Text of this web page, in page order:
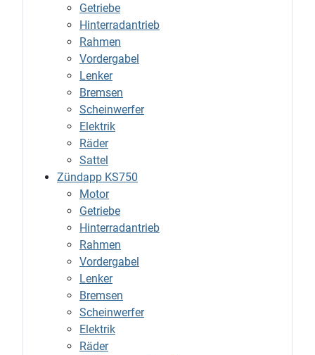
Getriebe
Hinterradantrieb
Rahmen
Vordergabel
Lenker
Bremsen
Scheinwerfer
Elektrik
Räder
Sattel
Zündapp KS750
Motor
Getriebe
Hinterradantrieb
Rahmen
Vordergabel
Lenker
Bremsen
Scheinwerfer
Elektrik
Räder